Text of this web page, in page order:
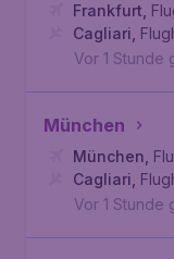
Frankfurt
Cagliari
Vor 1 Stunde
München
München
Cagliari
Vor 1 Stunde